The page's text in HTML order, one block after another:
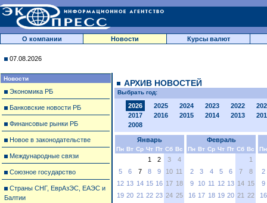
О компании Новости Курсы валют
07.08.2026
Новости
Экономика РБ
Банковские новости РБ
Финансовые рынки РБ
Новое в законодательстве
Международные связи
Союзное государство
Страны СНГ, ЕврАзЭС, ЕАЭС и
Балтии
АРХИВ НОВОСТЕЙ
Выбрать год:
2026 2025 2024 2023 2022
2017
2016 2015 2014 2013
2008
Январь
Пн Вт Ср Чт Пт Сб Вс
1 2 3
4
5
6 7 8 9 10 11
12 13 14 15 16 17 18
19 20 21 22 23 24 25
Февраль
Пн Вт Ср Чт Пт Сб Вс
1
2
3 4 5 6 7
8
9
10 11 12 13 14 15
16 17 18 19 20 21 22
Пн
2
9
16